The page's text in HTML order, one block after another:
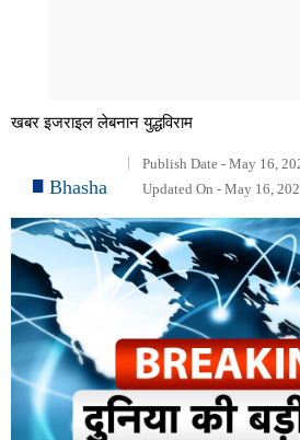
खबर इजराइल लेबनान युद्धविराम
Bhasha
Publish Date - May 16,
Updated On - May 16,